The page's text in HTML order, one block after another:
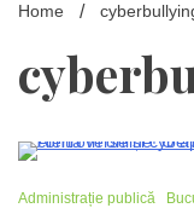
Home
Administrație publică